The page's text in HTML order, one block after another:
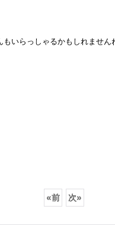
もいらっしゃるかもしれません
«前 次»